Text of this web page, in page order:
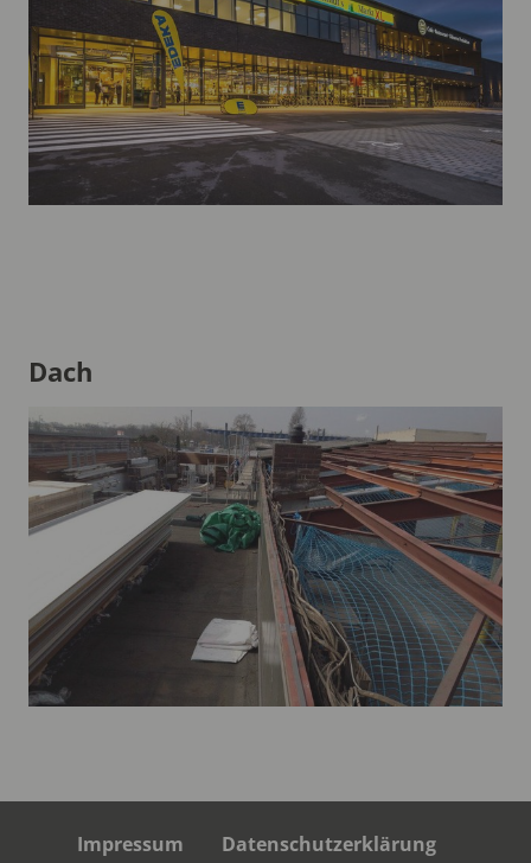
Dach
Impressum Datenschutzerklärung